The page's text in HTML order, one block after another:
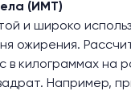
(ИМТ)
и широко
ожирения.
в килограммах на
Например,